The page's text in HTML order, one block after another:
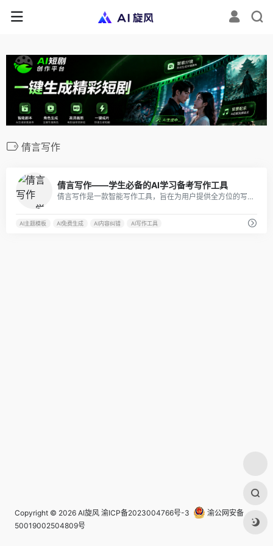
倩言写作
倩言写作——学生必备的AI学习备考写作工具
倩言写作是一款智能写作工具，旨在为用户提供全方位的写作辅助。它支持大中小学中英文作文素材、语法纠错润色、论文批改写作、托福及考研四六级作文真题提高。
AI主题模板 AI免费生成 AI内容纠错 AI写作工具
Copyright © 2026 AI旋风 渝ICP备2023004766号-3
渝公网安备
50019002504809号